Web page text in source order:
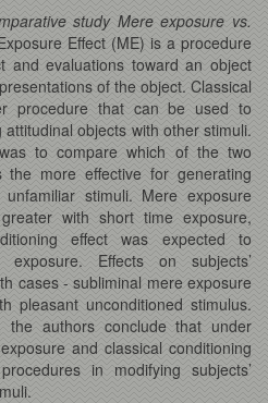
study Mere exposure vs.
Effect (ME) is a procedure
and evaluations toward an object
of the object. Classical
procedure that can be used to
objects with other stimuli.
to compare which of the two
more effective for generating
stimuli. Mere exposure
with short time exposure,
effect was expected to
Effects on subjects’
cases - subliminal mere exposure
pleasant unconditioned stimulus.
the authors conclude that under
and classical conditioning
in modifying subjects’